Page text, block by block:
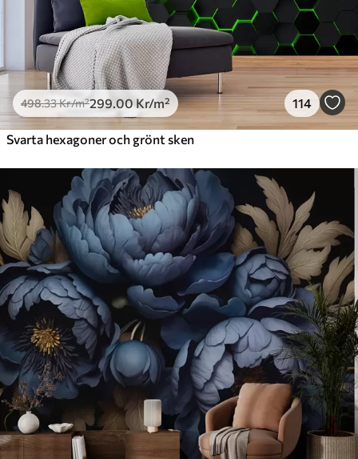
Peel and Stick
900.00540.00Kr/m²
498.33Kr/m²299.00 Kr/m² 114
Svarta hexagoner och grönt sken